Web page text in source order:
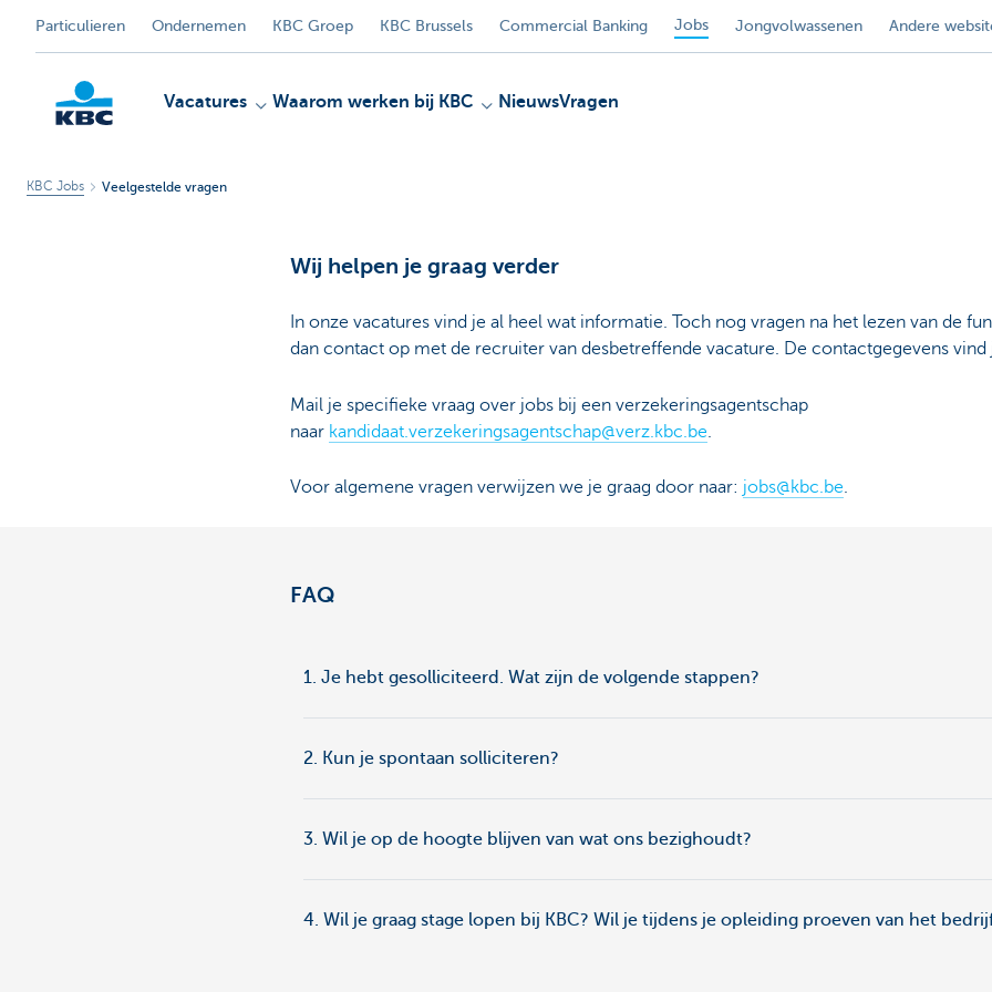
Particulieren Ondernemen KBC Groep KBC Brussels Commercial Banking Jobs Jongvolwassenen Andere
Vacatures Waarom werken bij KBC NieuwsVragen
KBC Jobs Veelgestelde vragen
Wij helpen je graag verder
In onze vacatures vind je al heel wat informatie. Toch nog vragen na het lezen van de
dan contact op met de recruiter van desbetreffende vacature. De contactgegevens vind
Mail je specifieke vraag over jobs bij een verzekeringsagentschap
naar kandidaat.verzekeringsagentschap@verz.kbc.be.
Voor algemene vragen verwijzen we je graag door naar: jobs@kbc.be.
FAQ
1. Je hebt gesolliciteerd. Wat zijn de volgende stappen?
2. Kun je spontaan solliciteren?
3. Wil je op de hoogte blijven van wat ons bezighoudt?
4. Wil je graag stage lopen bij KBC? Wil je tijdens je opleiding proeven van het